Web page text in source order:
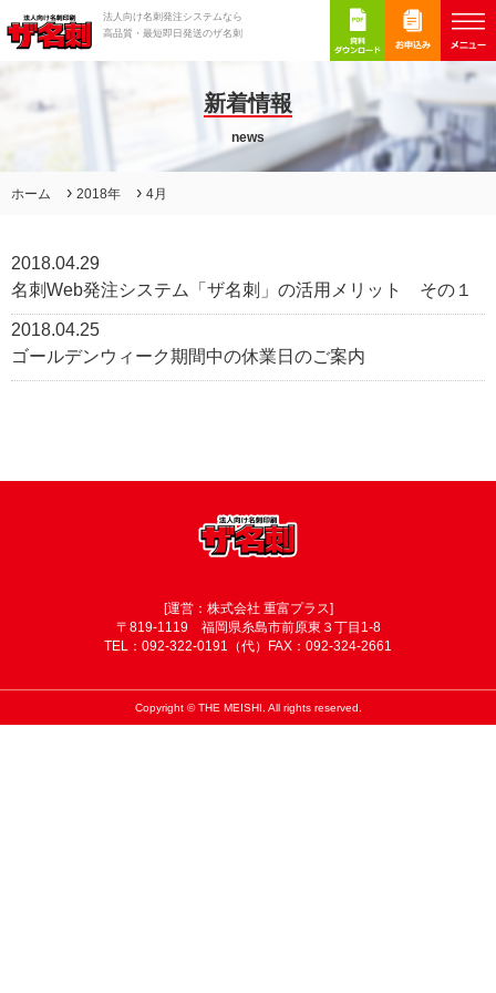
法人向け名刺発注システムなら
高品質・最短即日発送のザ名刺
新着情報
news
ホーム › 2018年 › 4月
2018.04.29
名刺Web発注システム「ザ名刺」の活用メリット その１
2018.04.25
ゴールデンウィーク期間中の休業日のご案内
[運営：株式会社 重富プラス]
〒819-1119 福岡県糸島市前原東３丁目1-8
TEL：092-322-0191（代）FAX：092-324-2661
Copyright © THE MEISHI. All rights reserved.